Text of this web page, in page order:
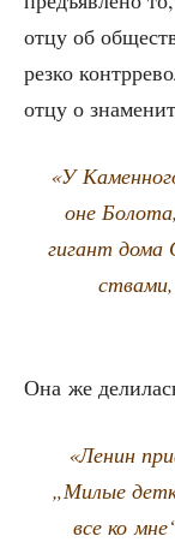
отцу об
рез­ко
отцу о
«У
оне
гигант
Она же
«Ленин
„Милые
все ко